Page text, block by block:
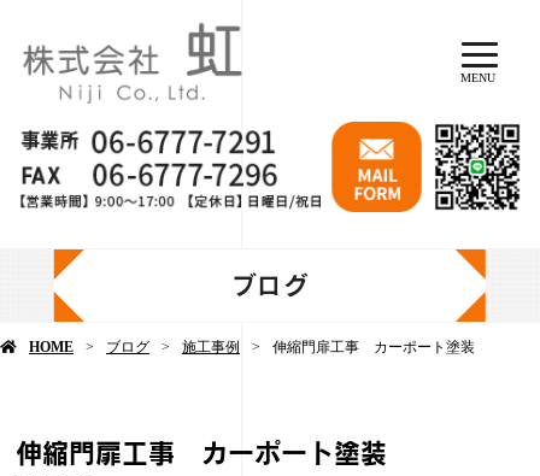
MENU
ブログ
HOME ブログ 施工事例 伸縮門扉工事 カーポート塗装
伸縮門扉工事 カーポート塗装